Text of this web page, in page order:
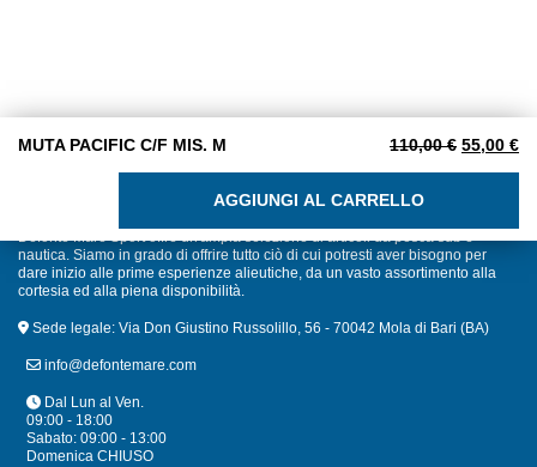
MUTA PACIFIC C/F MIS. M 110,00€ Il prezzo
55,00 €Il
AGGIUNGI AL CARRELLO
Defonte Mare Sport offre un'ampia selezione di articoli da pesca sub e
nautica. Siamo in grado di offrire tutto ciò di cui potresti aver bisogno per
dare inizio alle prime esperienze alieutiche, da un vasto assortimento alla
cortesia ed alla piena disponibilità.
Sede legale: Via Don Giustino Russolillo, 56 - 70042 Mola di Bari (BA)
info@defontemare.com
Dal Lun al Ven.
09:00 - 18:00
Sabato: 09:00 - 13:00
Domenica CHIUSO